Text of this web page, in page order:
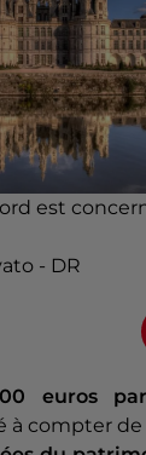
est
- DR
euros
à compter de